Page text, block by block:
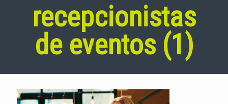
recepcionistas
de eventos (1)